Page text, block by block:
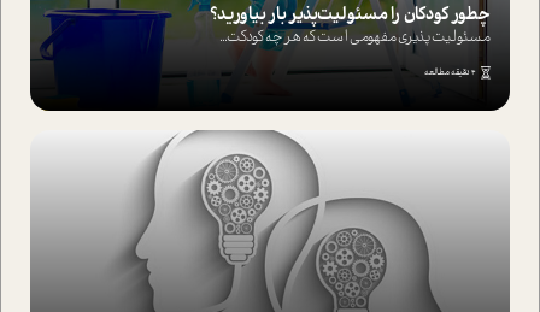
چطور کودکان را مسئولیت‌پذیر بار بیاورید؟
مسئولیت پذیری مفهومی ا ست که هر چه کودکت...
4 دقیقه مطالعه